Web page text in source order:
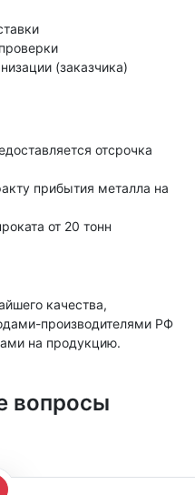
(заказчика)
отсрочка
прибытия металла на
от 20 тонн
качества,
производителями РФ
на продукцию.
вопросы